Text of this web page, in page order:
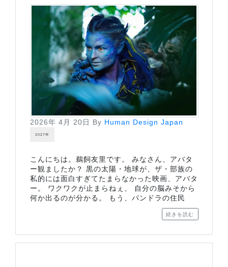
2026年 4月 20日 By Human Design Japan
2027年
こんにちは。鵜飼友里です。 みなさん、アバタ
ー観ましたか？ 黒の太陽・地球が、ザ・部族の
私的には面白すぎてたまらなかった映画、アバタ
ー。 ワクワクが止まらねぇ、 自分の脳みそから
何か出るのが分かる。 もう、パンドラの住民
続きを読む